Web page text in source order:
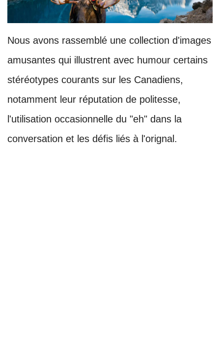
Nous avons rassemblé une collection d'images
amusantes qui illustrent avec humour certains
stéréotypes courants sur les Canadiens,
notamment leur réputation de politesse,
l'utilisation occasionnelle du "eh" dans la
conversation et les défis liés à l'orignal.